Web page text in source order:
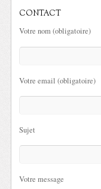
CONTACT
Votre nom (obligatoire)
Votre email (obligatoire)
Sujet
Votre message